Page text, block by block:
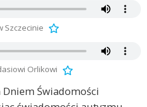
Szczecinie
Orlikowi
Świadomości